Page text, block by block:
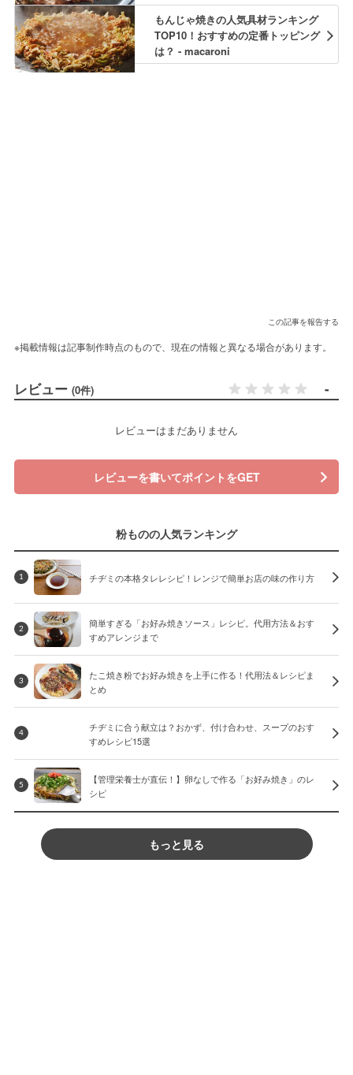
もんじゃ焼きの人気具材ランキング
TOP10！おすすめの定番トッピング
は？ - macaroni
この記事を報告する
※掲載情報は記事制作時点のもので、現在の情報と異なる場合があります。
レビュー (0件) -
レビューはまだありません
レビューを書いてポイントをGET
粉ものの人気ランキング
1 チヂミの本格タレレシピ！レンジで簡単お店の味の作り方
2
簡単すぎる「お好み焼きソース」レシピ。代用方法＆おす
すめアレンジまで
3
たこ焼き粉でお好み焼きを上手に作る！代用法＆レシピま
とめ
4
チヂミに合う献立は？おかず、付け合わせ、スープのおす
すめレシピ15選
5
【管理栄養士が直伝！】卵なしで作る「お好み焼き」のレ
シピ
もっと見る